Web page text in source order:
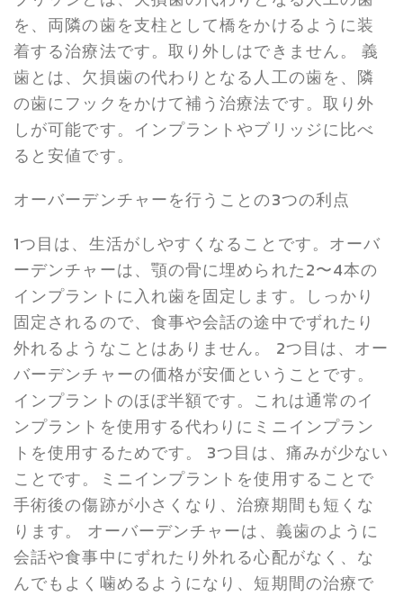
を、両隣の歯を支柱として橋をかけるように装
着する治療法です。取り外しはできません。 義
歯とは、欠損歯の代わりとなる人工の歯を、隣
の歯にフックをかけて補う治療法です。取り外
しが可能です。インプラントやブリッジに比べ
ると安値です。
オーバーデンチャーを行うことの3つの利点
1つ目は、生活がしやすくなることです。オーバ
ーデンチャーは、顎の骨に埋められた2〜4本の
インプラントに入れ歯を固定します。しっかり
固定されるので、食事や会話の途中でずれたり
外れるようなことはありません。 2つ目は、オー
バーデンチャーの価格が安価ということです。
インプラントのほぼ半額です。これは通常のイ
ンプラントを使用する代わりにミニインプラン
トを使用するためです。 3つ目は、痛みが少ない
ことです。ミニインプラントを使用することで
手術後の傷跡が小さくなり、治療期間も短くな
ります。 オーバーデンチャーは、義歯のように
会話や食事中にずれたり外れる心配がなく、な
んでもよく噛めるようになり、短期間の治療で